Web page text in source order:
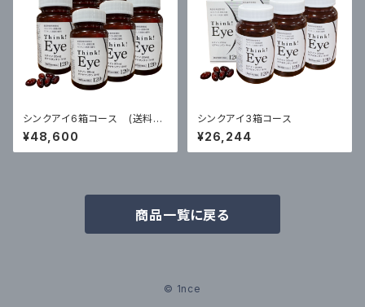
シンクアイ6箱コース (送料無
料)
¥48,600
シンクアイ3箱コース
¥26,244
商品一覧に戻る
© 1nce